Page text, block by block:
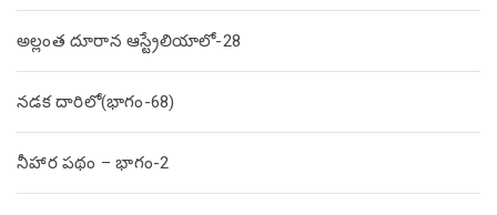
అల్లంత దూరాన ఆస్ట్రేలియాలో-28
నడక దారిలో(భాగం-68)
నీహార పథం – భాగం-2